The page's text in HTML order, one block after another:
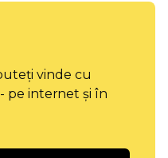
vinde cu
pe internet și în